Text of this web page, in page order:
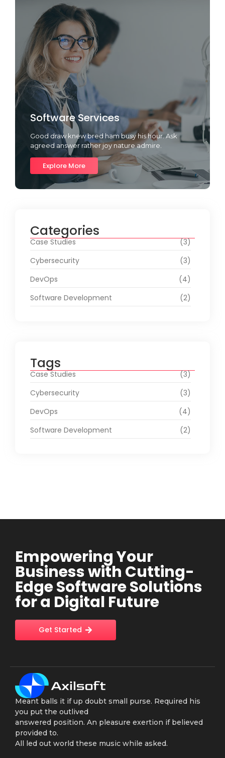
Software Services
Good draw knew bred ham busy his hour. Ask
agreed answer rather joy nature admire.
Explore More
Categories
Case Studies
(3)
Cybersecurity
(3)
DevOps
(4)
Software Development
(2)
Tags
Case Studies
(3)
Cybersecurity
(3)
DevOps
(4)
Software Development
(2)
Empowering Your
Business with Cutting-
Edge Software Solutions
for a Digital Future
Get Started
Meant balls it if up doubt small purse. Required his
you put the outlived
answered position. An pleasure exertion if believed
provided to.
All led out world these music while asked.